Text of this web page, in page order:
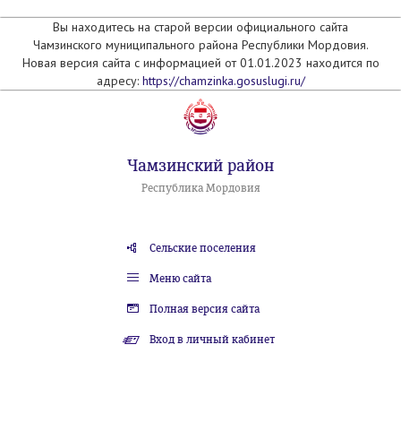
Вы находитесь на старой версии официального сайта
Чамзинского муниципального района Республики Мордовия.
Новая версия сайта с информацией от 01.01.2023 находится по
адресу: https://chamzinka.gosuslugi.ru/
Чамзинский район
Республика Мордовия
Сельские поселения
Меню сайта
Полная версия сайта
Вход в личный кабинет